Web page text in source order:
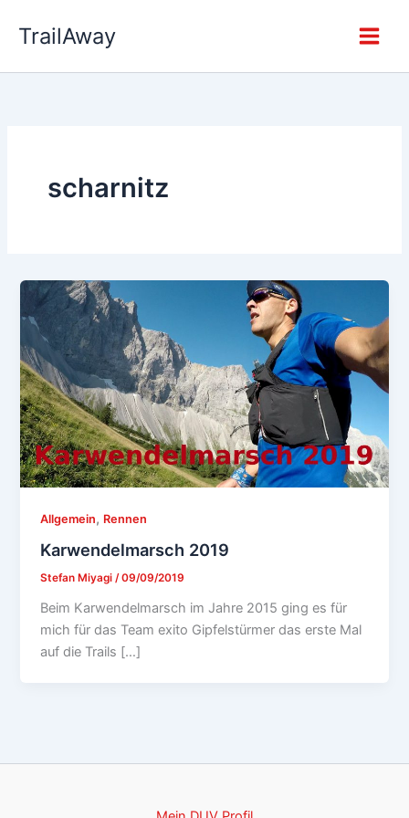
InhaltTrailAway
scharnitz
Allgemein, Rennen
Karwendelmarsch 2019
Stefan Miyagi/09/09/2019
Beim Karwendelmarsch im Jahre 2015 ging es für
mich für das Team exito Gipfelstürmer das erste Mal
auf die Trails […]